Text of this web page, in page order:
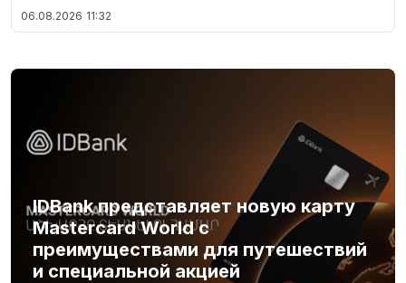
06.08.2026 11:32
IDBank представляет новую карту
Mastercard World с
преимуществами для путешествий
и специальной акцией